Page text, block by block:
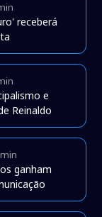
receberá
e
Reinaldo
ganham